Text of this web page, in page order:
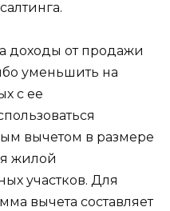
доходы от продажи
уменьшить на
с ее
вычетом в размере
жилой
участков. Для
вычета составляет